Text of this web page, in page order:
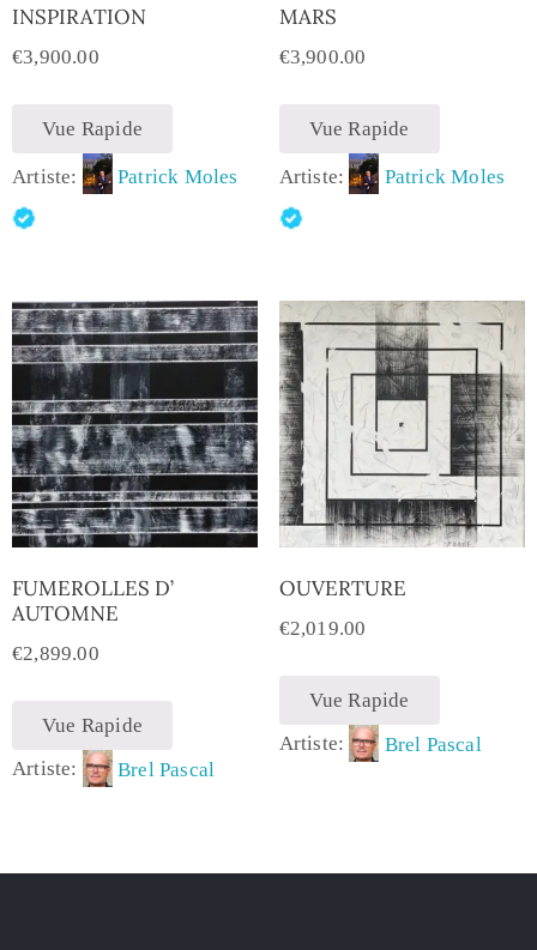
INSPIRATION
€3,900.00
Vue Rapide
Artiste: Patrick Moles
MARS
€3,900.00
Vue Rapide
Artiste: Patrick Moles
FUMEROLLES D’
AUTOMNE
€2,899.00
Vue Rapide
Artiste:
Brel Pascal
OUVERTURE
€2,019.00
Vue Rapide
Artiste:
Brel Pascal